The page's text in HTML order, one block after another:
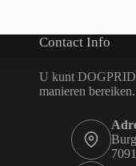
Contact Info
U kunt
manieren bereiken.